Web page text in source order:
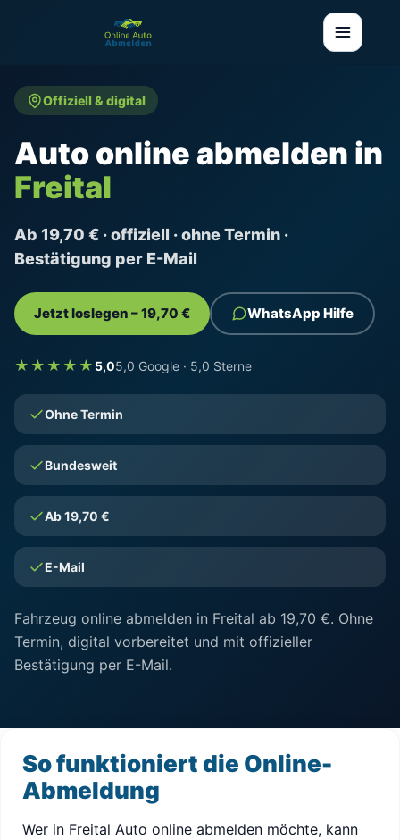
Offiziell & digital
Auto online abmelden in
Freital
Ab 19,70 € · offiziell · ohne Termin ·
Bestätigung per E-Mail
Jetzt loslegen – 19,70 € WhatsApp Hilfe
★★★★★ 5,05,0 Google · 5,0 Sterne
Ohne Termin
Bundesweit
Ab 19,70 €
E-Mail
Fahrzeug online abmelden in Freital ab 19,70 €. Ohne
Termin, digital vorbereitet und mit offizieller
Bestätigung per E-Mail.
So funktioniert die Online-
Abmeldung
Wer in Freital Auto online abmelden möchte, kann